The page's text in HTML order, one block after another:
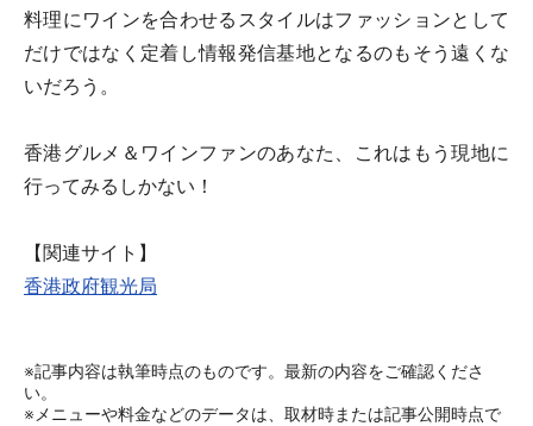
料理にワインを合わせるスタイルはファッションとして
だけではなく定着し情報発信基地となるのもそう遠くな
いだろう。
香港グルメ＆ワインファンのあなた、これはもう現地に
行ってみるしかない！
【関連サイト】
香港政府観光局
※記事内容は執筆時点のものです。最新の内容をご確認くださ
い。
※メニューや料金などのデータは、取材時または記事公開時点で